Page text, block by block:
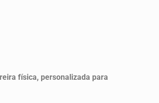
física, personalizada para